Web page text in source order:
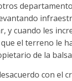
y cuando les
el terreno le
de la
con el